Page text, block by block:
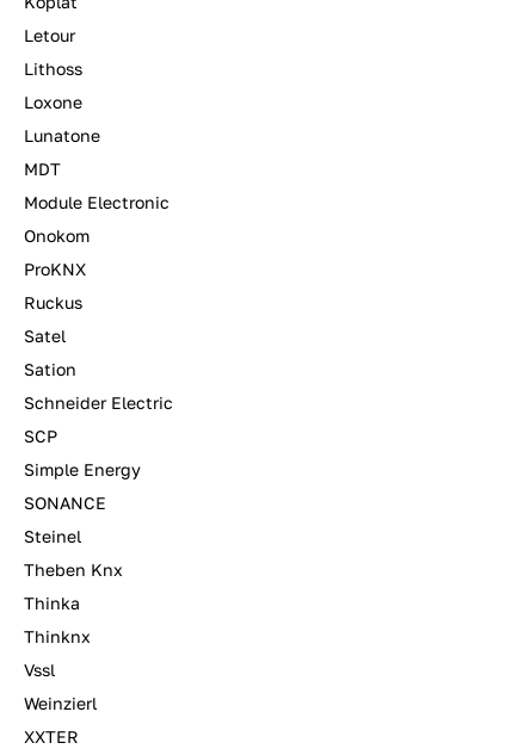
Letour
Lithoss
Loxone
Lunatone
MDT
Module Electronic
Onokom
ProKNX
Ruckus
Satel
Sation
Schneider Electric
SCP
Simple Energy
SONANCE
Steinel
Theben Knx
Thinka
Thinknx
Vssl
Weinzierl
XXTER